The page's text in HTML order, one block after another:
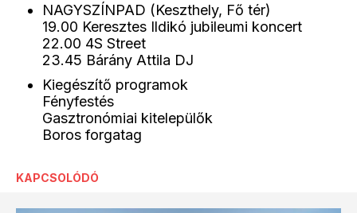
NAGYSZÍNPAD (Keszthely, Fő tér)
19.00 Keresztes Ildikó jubileumi koncert
22.00 4S Street
23.45 Bárány Attila DJ
Kiegészítő programok
Fényfestés
Gasztronómiai kitelepülők
Boros forgatag
KAPCSOLÓDÓ